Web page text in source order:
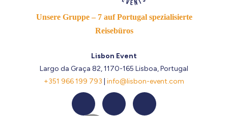
Unsere Gruppe – 7 auf Portugal spezialisierte
Reisebüros
Lisbon Event
Largo da Graça 82, 1170-165 Lisboa, Portugal
+351 966 199 793 info@lisbon-event.com